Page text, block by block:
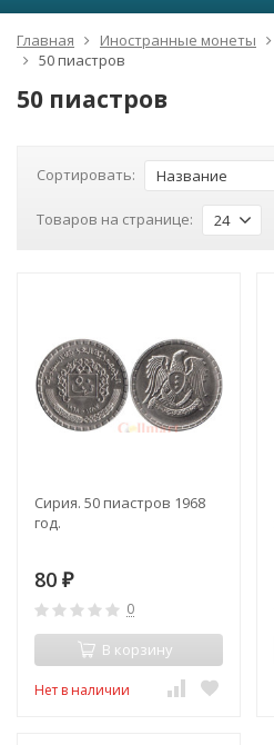
Главная Иностранные монеты
50 пиастров
50 пиастров
Сортировать: Название
Товаров на странице: 24
Сирия. 50 пиастров 1968
год.
80 ₽
0
В корзину
Нет в наличии